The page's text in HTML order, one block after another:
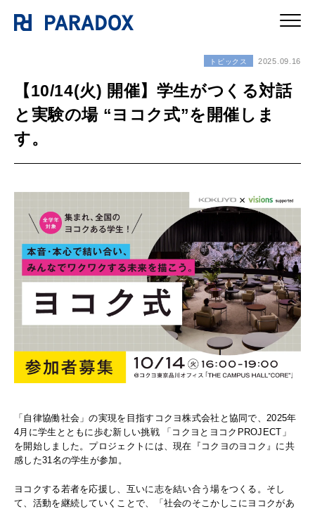
トピックス 2025.09.16
【10/14(火) 開催】学生がつくる対話
と実験の場 “ヨコク式”を開催しま
す。
「自律協働社会」の実現を目指すコクヨ株式会社と協同で、2025年
4月に学生とともに歩む新しい挑戦 「コクヨとヨコクPROJECT」
を開始しました。プロジェクトには、現在『コクヨのヨコク』に共
感した31名の学生が参加。
ヨコクする若者を応援し、互いに志を結い合う場をつくる。そし
て、活動を継続していくことで、「社会のそこかしこにヨコクがあ